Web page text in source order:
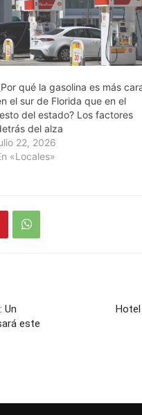
qué la gasolina es más
el sur de Florida que en el
del estado? Los factores
del alza
22, 2026
«Locales»
Un
este